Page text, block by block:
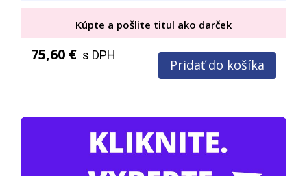
Kúpte a pošlite titul ako darček
75,60 € s DPH
Pridať do košíka